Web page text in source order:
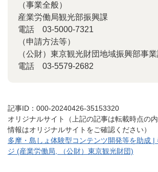
（事業全般）
産業労働局観光部振興課
電話 03-5000-7321
（申請方法等）
（公財）東京観光財団地域振興部事
電話 03-5579-2682
記事ID：000-20240426-35153320
オリジナルサイト（上記の記事は転載時点の
情報はオリジナルサイトをご確認ください）
多摩・島しょ体験型コンテンツ開発等を助成 |
ジ (産業労働局, （公財）東京観光財団)